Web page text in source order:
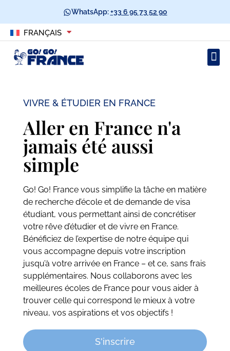
WhatsApp:+33 6 95 73 52 90
FRANÇAIS
VIVRE & ÉTUDIER EN FRANCE
Aller en France n'a
jamais été aussi
simple
Go! Go! France vous simplifie la tâche en matière
de recherche d’école et de demande de visa
étudiant, vous permettant ainsi de concrétiser
votre rêve d’étudier et de vivre en France.
Bénéficiez de l’expertise de notre équipe qui
vous accompagne depuis votre inscription
jusqu’à votre arrivée en France – et ce, sans frais
supplémentaires. Nous collaborons avec les
meilleures écoles de France pour vous aider à
trouver celle qui correspond le mieux à votre
niveau, vos aspirations et vos objectifs !
S'inscrire